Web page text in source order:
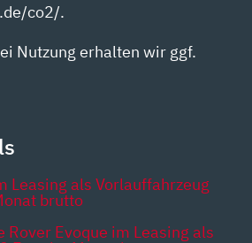
co2/.
Nutzung erhalten wir ggf.
Leasing als Vorlauffahrzeug
brutto
Rover Evoque im Leasing als